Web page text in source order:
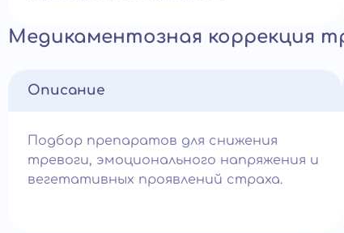
Медикаментозная коррекция
Описание
Подбор препаратов для снижения
тревоги, эмоционального напряжения и
вегетативных проявлений страха.